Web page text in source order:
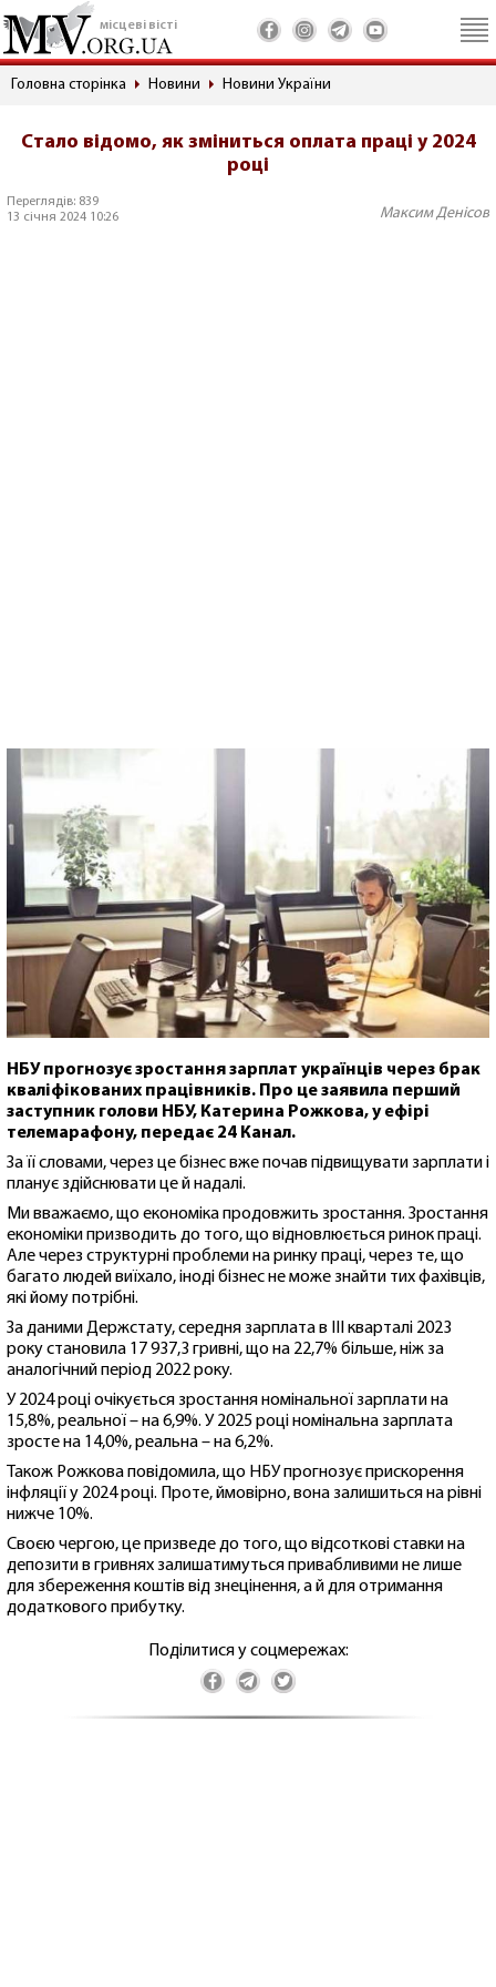
місцеві вісті
Головна сторінка Новини Новини України
Стало відомо, як зміниться оплата праці у 2024
році
Переглядів: 839
13 січня 2024 10:26
Максим Денісов
НБУ прогнозує зростання зарплат українців через брак
кваліфікованих працівників. Про це заявила перший
заступник голови НБУ, Катерина Рожкова, у ефірі
телемарафону, передає 24 Канал.
За її словами, через це бізнес вже почав підвищувати зарплати і
планує здійснювати це й надалі.
Ми вважаємо, що економіка продовжить зростання. Зростання
економіки призводить до того, що відновлюється ринок праці.
Але через структурні проблеми на ринку праці, через те, що
багато людей виїхало, іноді бізнес не може знайти тих фахівців,
які йому потрібні.
За даними Держстату, середня зарплата в ІІІ кварталі 2023
року становила 17 937,3 гривні, що на 22,7% більше, ніж за
аналогічний період 2022 року.
У 2024 році очікується зростання номінальної зарплати на
15,8%, реальної – на 6,9%. У 2025 році номінальна зарплата
зросте на 14,0%, реальна – на 6,2%.
Також Рожкова повідомила, що НБУ прогнозує прискорення
інфляції у 2024 році. Проте, ймовірно, вона залишиться на рівні
нижче 10%.
Своєю чергою, це призведе до того, що відсоткові ставки на
депозити в гривнях залишатимуться привабливими не лише
для збереження коштів від знецінення, а й для отримання
додаткового прибутку.
Поділитися у соцмережах: